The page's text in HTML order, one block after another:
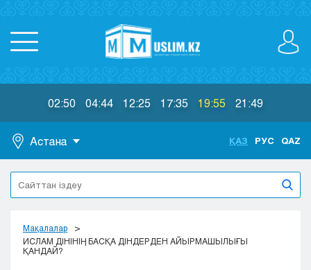
02:50 04:44 12:25 17:35 19:55 21:49
Астана
Астана
Алматы
Актобе
Атырау
Жезказган
ҚАЗ РУС QAZ
Мақалалар
ИСЛАМ ДІНІНІҢ БАСҚА ДІНДЕРДЕН АЙЫРМАШЫЛЫҒЫ
ҚАНДАЙ?